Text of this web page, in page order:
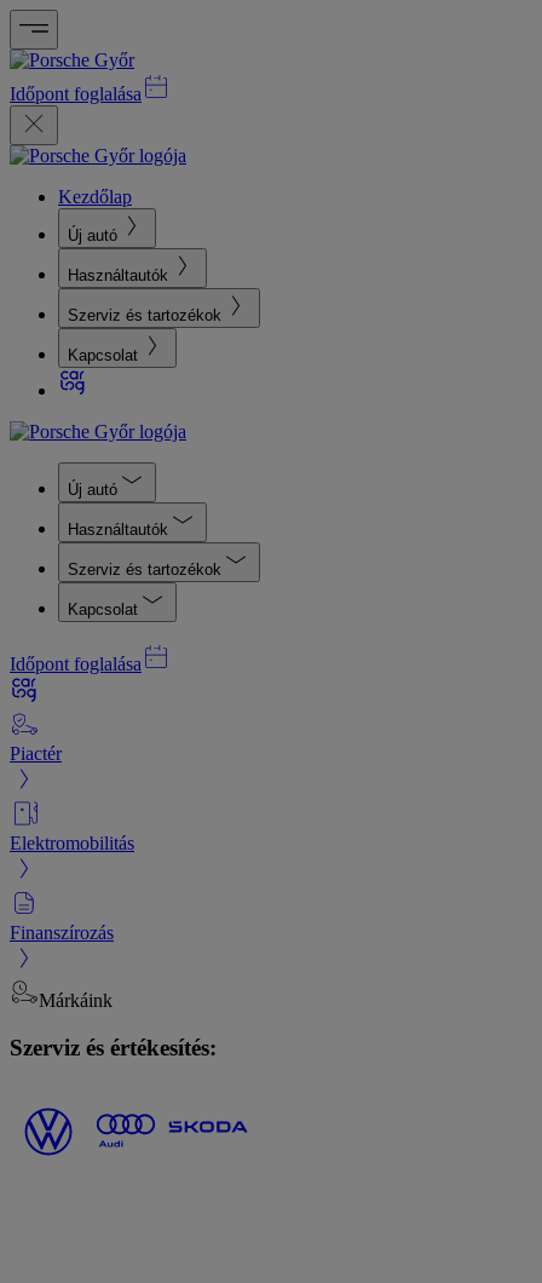
Időpont foglalása
Kezdőlap
Új autó
Használtautók
Szerviz és tartozékok
Kapcsolat
Új autó
Használtautók
Szerviz és tartozékok
Kapcsolat
Időpont foglalása
Piactér
Elektromobilitás
Finanszírozás
Márkáink
Szerviz és értékesítés: